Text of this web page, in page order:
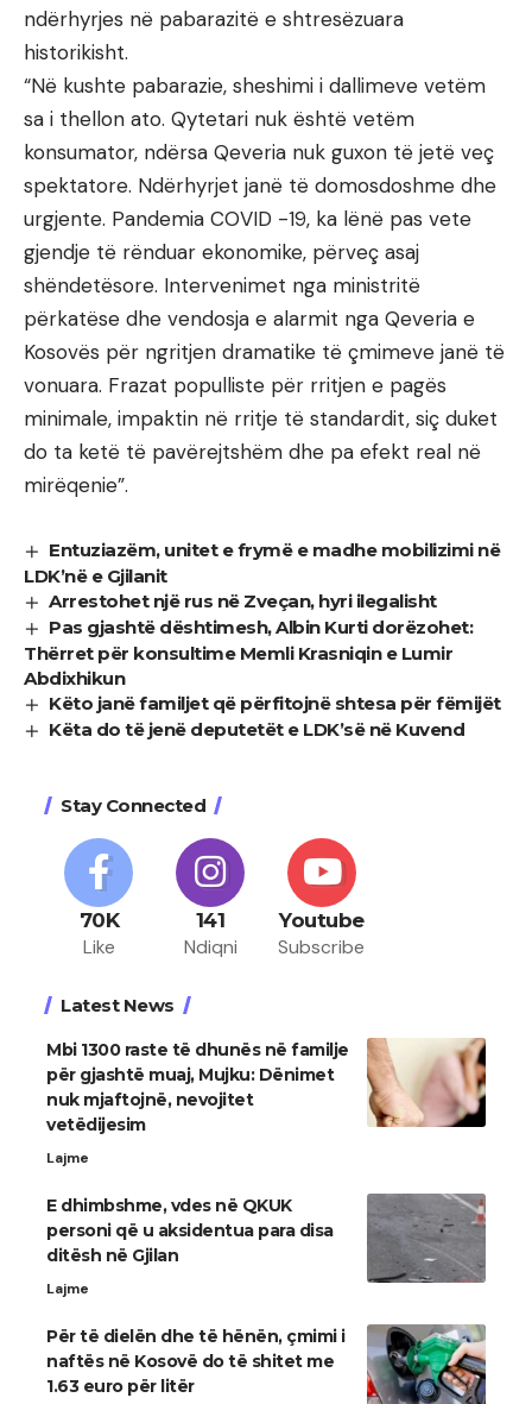
ndërhyrjes në pabarazitë e shtresëzuara
historikisht.
“Në kushte pabarazie, sheshimi i dallimeve vetëm
sa i thellon ato. Qytetari nuk është vetëm
konsumator, ndërsa Qeveria nuk guxon të jetë veç
spektatore. Ndërhyrjet janë të domosdoshme dhe
urgjente. Pandemia COVID -19, ka lënë pas vete
gjendje të rënduar ekonomike, përveç asaj
shëndetësore. Intervenimet nga ministritë
përkatëse dhe vendosja e alarmit nga Qeveria e
Kosovës për ngritjen dramatike të çmimeve janë të
vonuara. Frazat populliste për rritjen e pagës
minimale, impaktin në rritje të standardit, siç duket
do ta ketë të pavërejtshëm dhe pa efekt real në
mirëqenie”.
Entuziazëm, unitet e frymë e madhe mobilizimi në
LDK’në e Gjilanit
Arrestohet një rus në Zveçan, hyri ilegalisht
Pas gjashtë dështimesh, Albin Kurti dorëzohet:
Thërret për konsultime Memli Krasniqin e Lumir
Abdixhikun
Këto janë familjet që përfitojnë shtesa për fëmijët
Këta do të jenë deputetët e LDK’së në Kuvend
Stay Connected
70K
Like
141
Ndiqni
Youtube
Subscribe
Latest News
Mbi 1300 raste të dhunës në familje
për gjashtë muaj, Mujku: Dënimet
nuk mjaftojnë, nevojitet
vetëdijesim
Lajme
E dhimbshme, vdes në QKUK
personi që u aksidentua para disa
ditësh në Gjilan
Lajme
Për të dielën dhe të hënën, çmimi i
naftës në Kosovë do të shitet me
1.63 euro për litër